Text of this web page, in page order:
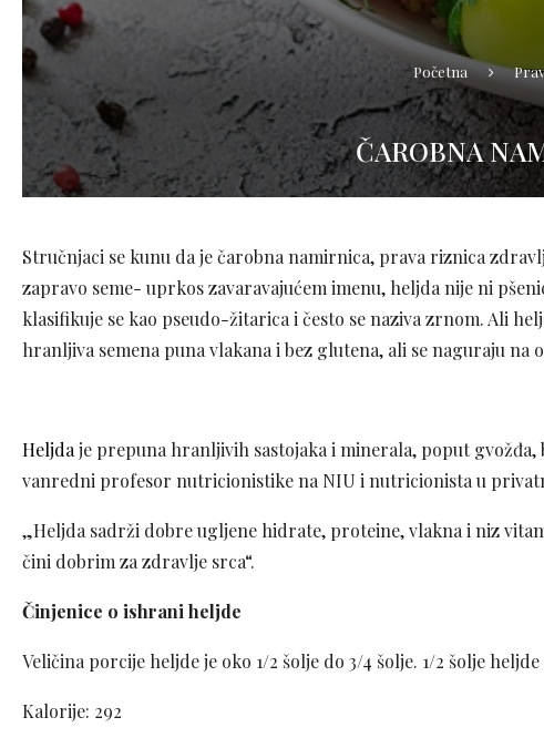
Početna
ČAROBNA
Stručnjaci se kunu da je čarobna namirnica, prava riznica
zapravo seme- uprkos zavaravajućem imenu, heljda nije ni
klasifikuje se kao pseudo-žitarica i često se naziva zrnom. Ali
hranljiva semena puna vlakana i bez glutena, ali se naguraju na
Heljdaje prepuna hranljivih sastojaka i minerala, poput gvožđa,
vanredni profesor nutricionistike na NIU i nutricionista u
„Heljda sadrži dobre ugljene hidrate, proteine, vlakna i niz
čini dobrim za zdravlje srca“.
Činjenice o ishrani heljde
Veličina porcije heljde je oko 1/2 šolje do 3/4 šolje. 1/2 šolje
Kalorije: 292